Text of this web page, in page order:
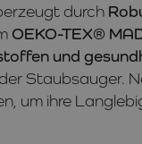
durch
OEKO-TEX®
und
Staubsauger.
um ihre